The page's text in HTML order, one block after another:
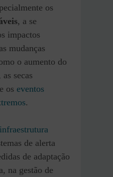
os
, a se
impactos
mudanças
o aumento do
secas
os eventos
.
infraestrutura
de alerta
de adaptação
na gestão de